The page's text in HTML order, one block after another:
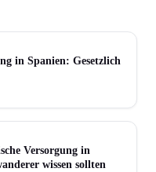
in Spanien: Gesetzlich
Versorgung in
wissen sollten